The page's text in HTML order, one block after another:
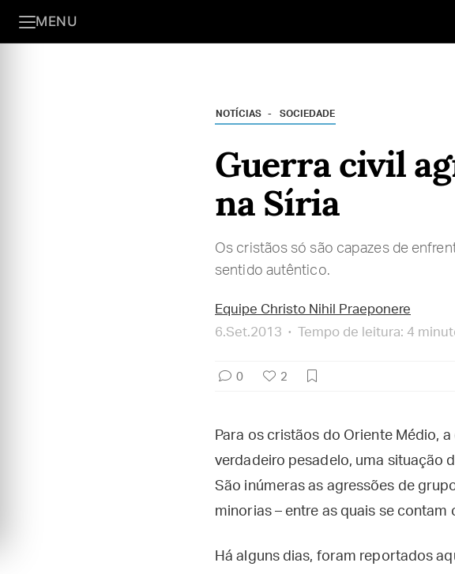
MENU
NOTÍCIAS SOCIEDADE
Guerra civil
na Síria
Os cristãos só são capazes de
sentido autêntico.
Equipe Christo Nihil Praeponere
6.Set.2013
Tempo de leitura: 4
0 2
Para os cristãos do Oriente Médio,
verdadeiro pesadelo, uma situação
São inúmeras as agressões de
minorias – entre as quais se
Há alguns dias, foram reportados